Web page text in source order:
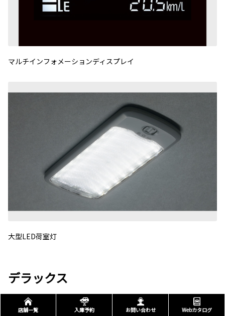
マルチインフォメーションディスプレイ
大型LED荷室灯
デラックス
店舗一覧 入庫予約 お問い合わせ Webカタログ